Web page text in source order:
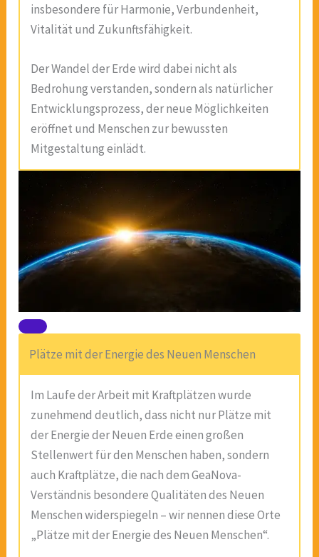
insbesondere für Harmonie, Verbundenheit,
Vitalität und Zukunftsfähigkeit.
Der Wandel der Erde wird dabei nicht als
Bedrohung verstanden, sondern als natürlicher
Entwicklungsprozess, der neue Möglichkeiten
eröffnet und Menschen zur bewussten
Mitgestaltung einlädt.
Plätze mit der Energie des Neuen Menschen
Im Laufe der Arbeit mit Kraftplätzen wurde
zunehmend deutlich, dass nicht nur Plätze mit
der Energie der Neuen Erde einen großen
Stellenwert für den Menschen haben, sondern
auch Kraftplätze, die nach dem GeaNova-
Verständnis besondere Qualitäten des Neuen
Menschen widerspiegeln – wir nennen diese Orte
„Plätze mit der Energie des Neuen Menschen“.